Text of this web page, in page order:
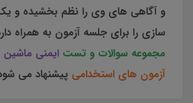
و آگاهی های وی را نظم بخشیده و
سازی را برای جلسه آزمون به همراه
مجموعه سوالات و تست ایمنی ماشین
آزمون های استخدامی پیشنهاد می